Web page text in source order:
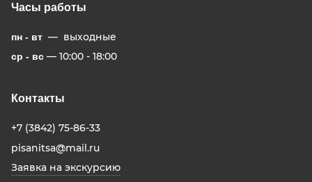
Часы работы
пн - вт — выходные
ср - вс — 10:00 - 18:00
Контакты
+7 (3842) 75-86-33
pisanitsa@mail.ru
Заявка на экскурсию